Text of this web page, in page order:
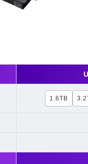
1.6TB